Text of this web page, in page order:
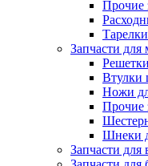
Прочие
Запчасти для
Втулки
Ножи
Прочие
Шнеки
Запчасти для